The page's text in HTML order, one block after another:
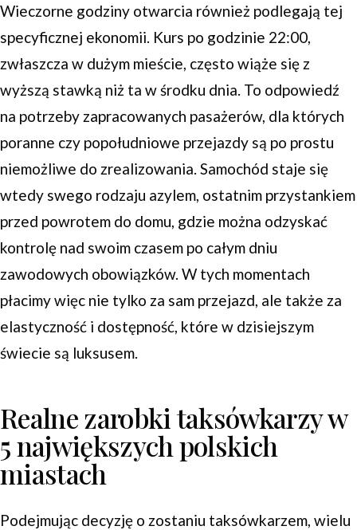
Wieczorne godziny otwarcia również podlegają tej
specyficznej ekonomii. Kurs po godzinie 22:00,
zwłaszcza w dużym mieście, często wiąże się z
wyższą stawką niż ta w środku dnia. To odpowiedź
na potrzeby zapracowanych pasażerów, dla których
poranne czy popołudniowe przejazdy są po prostu
niemożliwe do zrealizowania. Samochód staje się
wtedy swego rodzaju azylem, ostatnim przystankiem
przed powrotem do domu, gdzie można odzyskać
kontrolę nad swoim czasem po całym dniu
zawodowych obowiązków. W tych momentach
płacimy więc nie tylko za sam przejazd, ale także za
elastyczność i dostępność, które w dzisiejszym
świecie są luksusem.
Realne zarobki taksówkarzy w
5 największych polskich
miastach
Podejmując decyzję o zostaniu taksówkarzem, wielu